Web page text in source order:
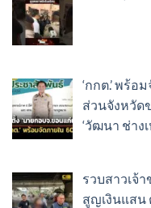
‘กกต.’ พร้อ
ส่วนจังหวัด
‘วัฒนา ช่างเ
รวบสาวเจ้
สูญเงินแสน